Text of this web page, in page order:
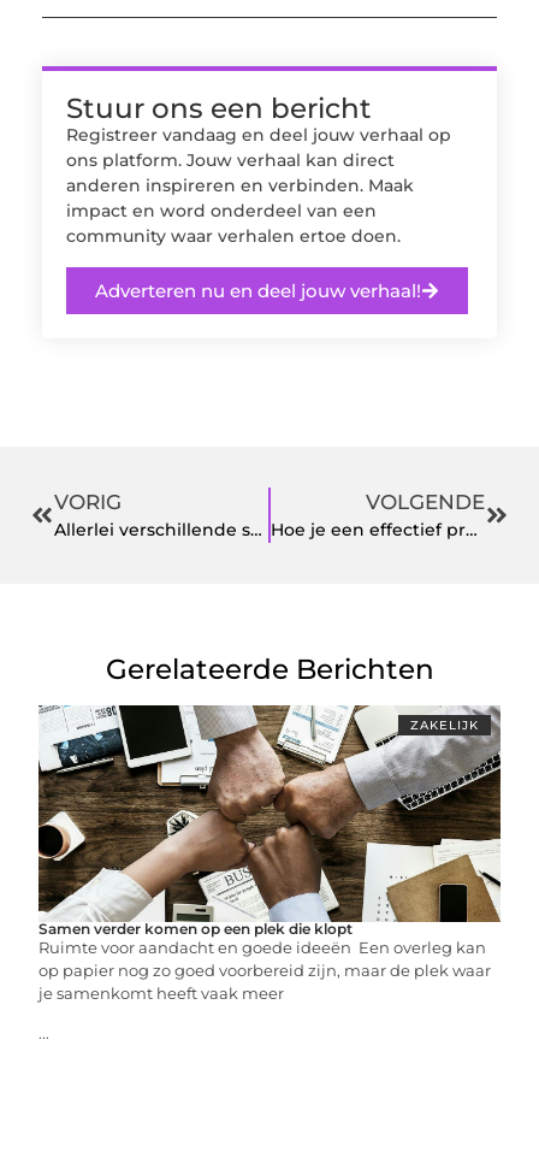
Stuur ons een bericht
Registreer vandaag en deel jouw verhaal op
ons platform. Jouw verhaal kan direct
anderen inspireren en verbinden. Maak
impact en word onderdeel van een
community waar verhalen ertoe doen.
Adverteren nu en deel jouw verhaal!
VORIG
Allerlei verschillende soorten klinieken
VOLGENDE
Hoe je een effectief productontwikkelingsproces opzet
Gerelateerde Berichten
ZAKELIJK
Samen verder komen op een plek die klopt
Ruimte voor aandacht en goede ideeën Een overleg kan
op papier nog zo goed voorbereid zijn, maar de plek waar
je samenkomt heeft vaak meer
...